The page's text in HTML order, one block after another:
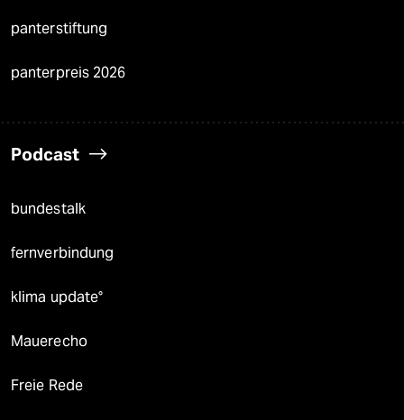
panterstiftung
panterpreis 2026
Podcast
bundestalk
fernverbindung
klima update°
Mauerecho
Freie Rede